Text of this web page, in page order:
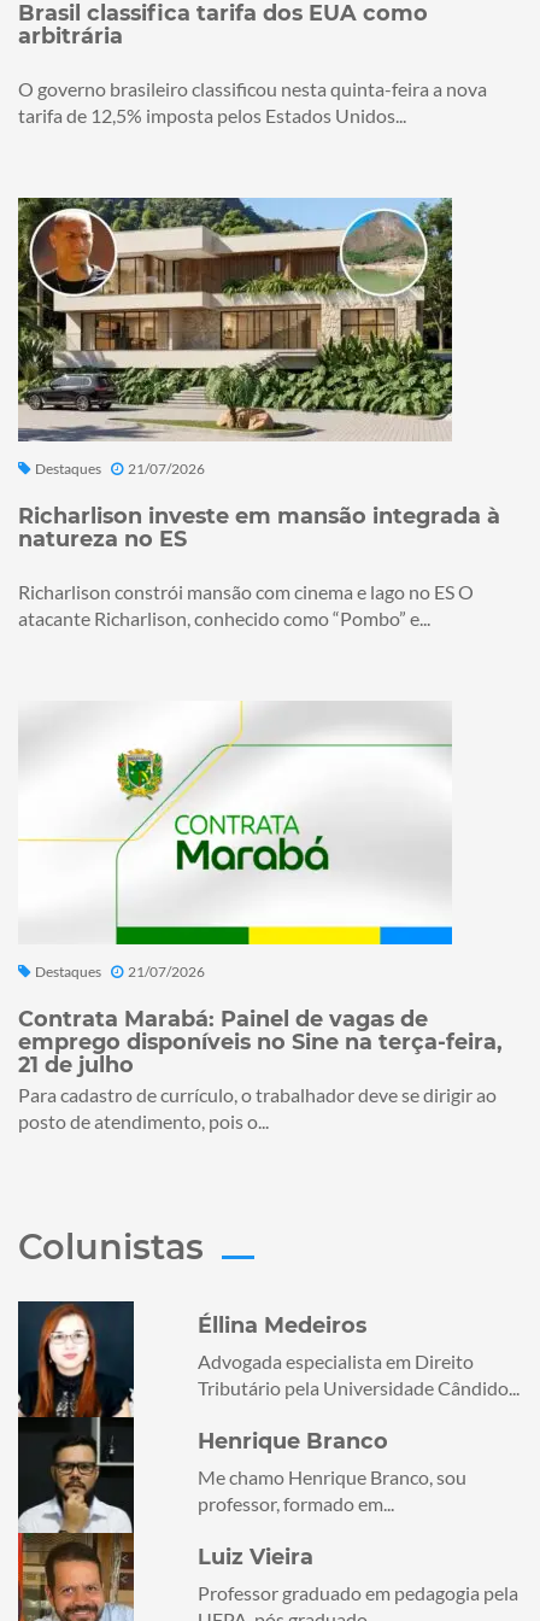
Brasil classifica tarifa dos EUA como
arbitrária
O governo brasileiro classificou nesta quinta-feira a nova
tarifa de 12,5% imposta pelos Estados Unidos...
Destaques 21/07/2026
Richarlison investe em mansão integrada à
natureza no ES
Richarlison constrói mansão com cinema e lago no ES O
atacante Richarlison, conhecido como “Pombo” e...
Destaques 21/07/2026
Contrata Marabá: Painel de vagas de
emprego disponíveis no Sine na terça-feira,
21 de julho
Para cadastro de currículo, o trabalhador deve se dirigir ao
posto de atendimento, pois o...
Colunistas
Éllina Medeiros
Advogada especialista em Direito
Tributário pela Universidade Cândido...
Henrique Branco
Me chamo Henrique Branco, sou
professor, formado em...
Luiz Vieira
Professor graduado em pedagogia pela